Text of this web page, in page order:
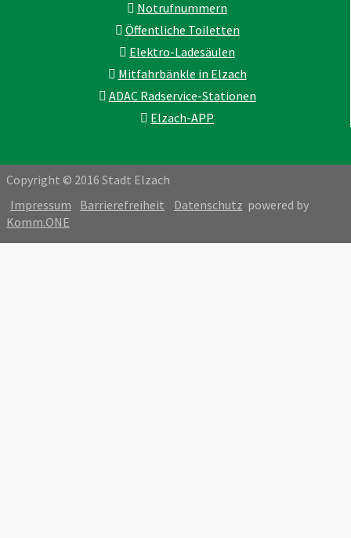
Notrufnummern
Öffentliche Toiletten
Elektro-Ladesäulen
Mitfahrbänkle in Elzach
ADAC Radservice-Stationen
Elzach-APP
Copyright © 2016 Stadt Elzach
Impressum
Barrierefreiheit Datenschutz powered by
Komm.ONE